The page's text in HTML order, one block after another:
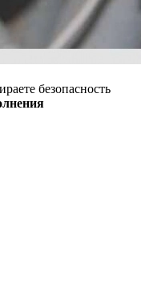
безопасность